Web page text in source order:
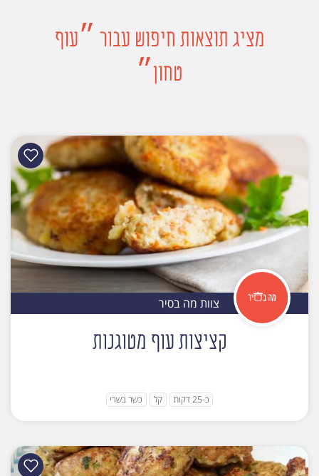
מציג תוצאות חיפוש עבור ״עוף
טחון״
צוות מה בסיר
קציצות עוף מטוגנות
כ-25 דקות קל כשר בשרי